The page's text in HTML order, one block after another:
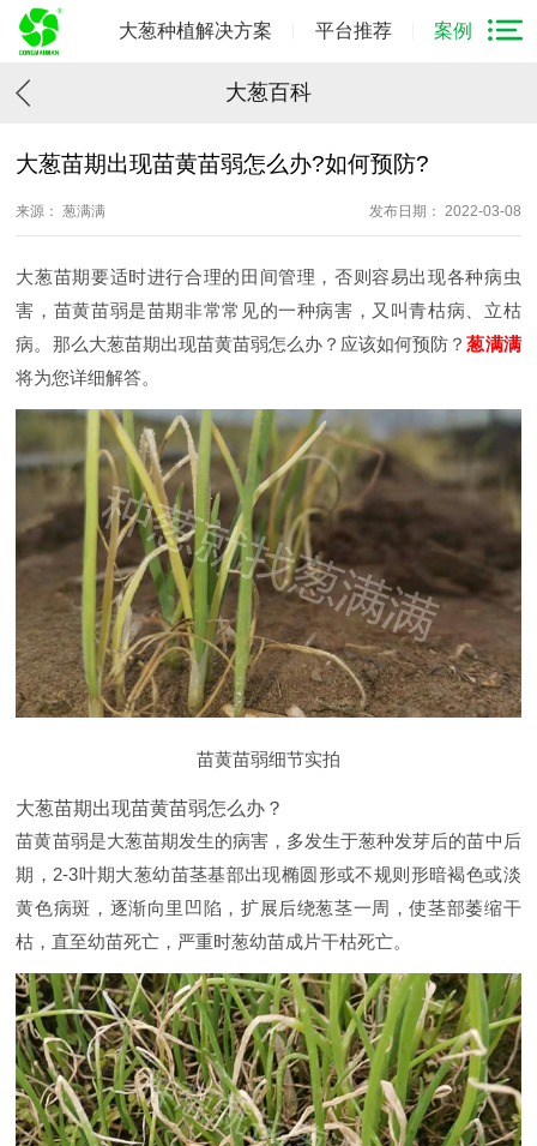
大葱种植解决方案 平台推荐 案例
大葱百科
大葱苗期出现苗黄苗弱怎么办?如何预防?
来源： 葱满满 发布日期： 2022-03-08
大葱苗期要适时进行合理的田间管理，否则容易出现各种病虫
害，苗黄苗弱是苗期非常常见的一种病害，又叫青枯病、立枯
病。那么大葱苗期出现苗黄苗弱怎么办？应该如何预防？葱满满
将为您详细解答。
苗黄苗弱细节实拍
大葱苗期出现苗黄苗弱怎么办？
苗黄苗弱是大葱苗期发生的病害，多发生于葱种发芽后的苗中后
期，2-3叶期大葱幼苗茎基部出现椭圆形或不规则形暗褐色或淡
黄色病斑，逐渐向里凹陷，扩展后绕葱茎一周，使茎部萎缩干
枯，直至幼苗死亡，严重时葱幼苗成片干枯死亡。